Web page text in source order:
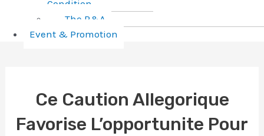
Condition
The R&A
Event & Promotion
Ce Caution Allegorique
Favorise L’opportunite Pour